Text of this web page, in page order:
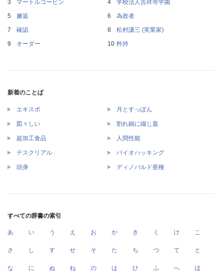
マートルコービン
学校法人吉祥寺学園
邂逅
為政者
確認
松村謙三 (実業家)
オーダー
矜持
新着のことば
エキスポ 月とすっぽん
図々しい 割れ鍋に綴じ蓋
超加工食品 人間性能
テスクリアル バイオハッキング
頭身 ディノバルド亜種
すべての辞書の索引
あ い う え お か き く け こ
さ し す せ そ た ち つ て と
な に ぬ ね の は ひ ふ へ ほ